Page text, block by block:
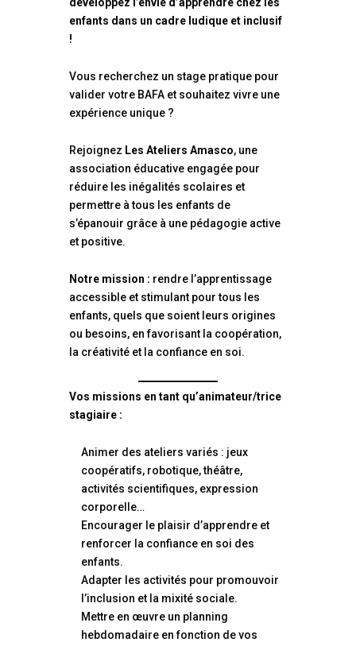
développez l’envie d’apprendre chez les
enfants dans un cadre ludique et inclusif
!
Vous recherchez un stage pratique pour
valider votre BAFA et souhaitez vivre une
expérience unique ?
Rejoignez Les Ateliers Amasco, une
association éducative engagée pour
réduire les inégalités scolaires et
permettre à tous les enfants de
s’épanouir grâce à une pédagogie active
et positive.
Notre mission : rendre l’apprentissage
accessible et stimulant pour tous les
enfants, quels que soient leurs origines
ou besoins, en favorisant la coopération,
la créativité et la confiance en soi.
Vos missions en tant qu’animateur/trice
stagiaire :
Animer des ateliers variés : jeux
coopératifs, robotique, théâtre,
activités scientifiques, expression
corporelle…
Encourager le plaisir d’apprendre et
renforcer la confiance en soi des
enfants.
Adapter les activités pour promouvoir
l’inclusion et la mixité sociale.
Mettre en œuvre un planning
hebdomadaire en fonction de vos